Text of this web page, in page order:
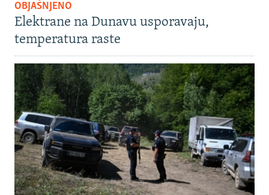
OBJAŠNJENO
Elektrane na Dunavu usporavaju,
temperatura raste